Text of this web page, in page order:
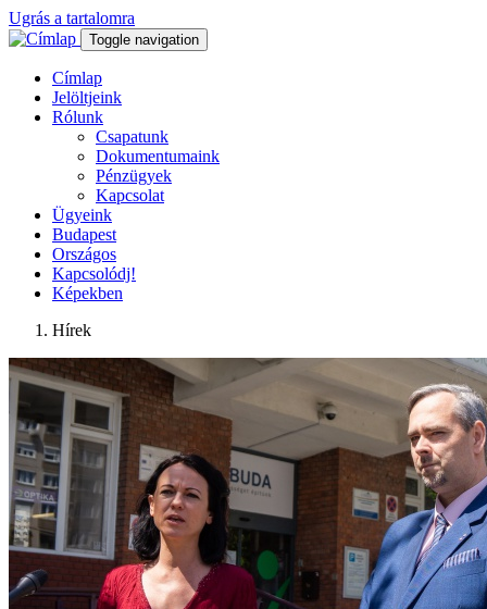
Ugrás a tartalomra
Toggle navigation
Címlap
Jelöltjeink
Rólunk
Csapatunk
Dokumentumaink
Pénzügyek
Kapcsolat
Ügyeink
Budapest
Országos
Kapcsolódj!
Képekben
Hírek